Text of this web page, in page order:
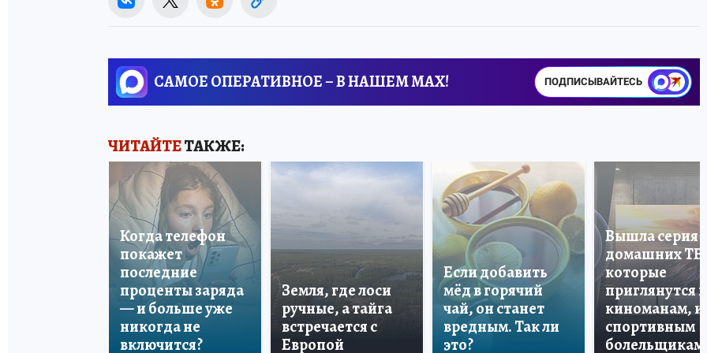
САМОЕ ОПЕРАТИВНОЕ – В НАШЕМ MAX! ПОДПИСЫВАЙТЕСЬ
ЧИТАЙТЕТАКЖЕ:
Когда телефон
покажет
последние
проценты заряда
— и больше уже
никогда не
включится?
Земля, где лоси
ручные, а тайга
встречается с
Европой
Если добавить
мёд в горячий
чай, он станет
вредным. Так ли
это?
Вышла серия
домашних ТВ,
которые
приглянутся и
киноманам, и
спортивным
болельщикам